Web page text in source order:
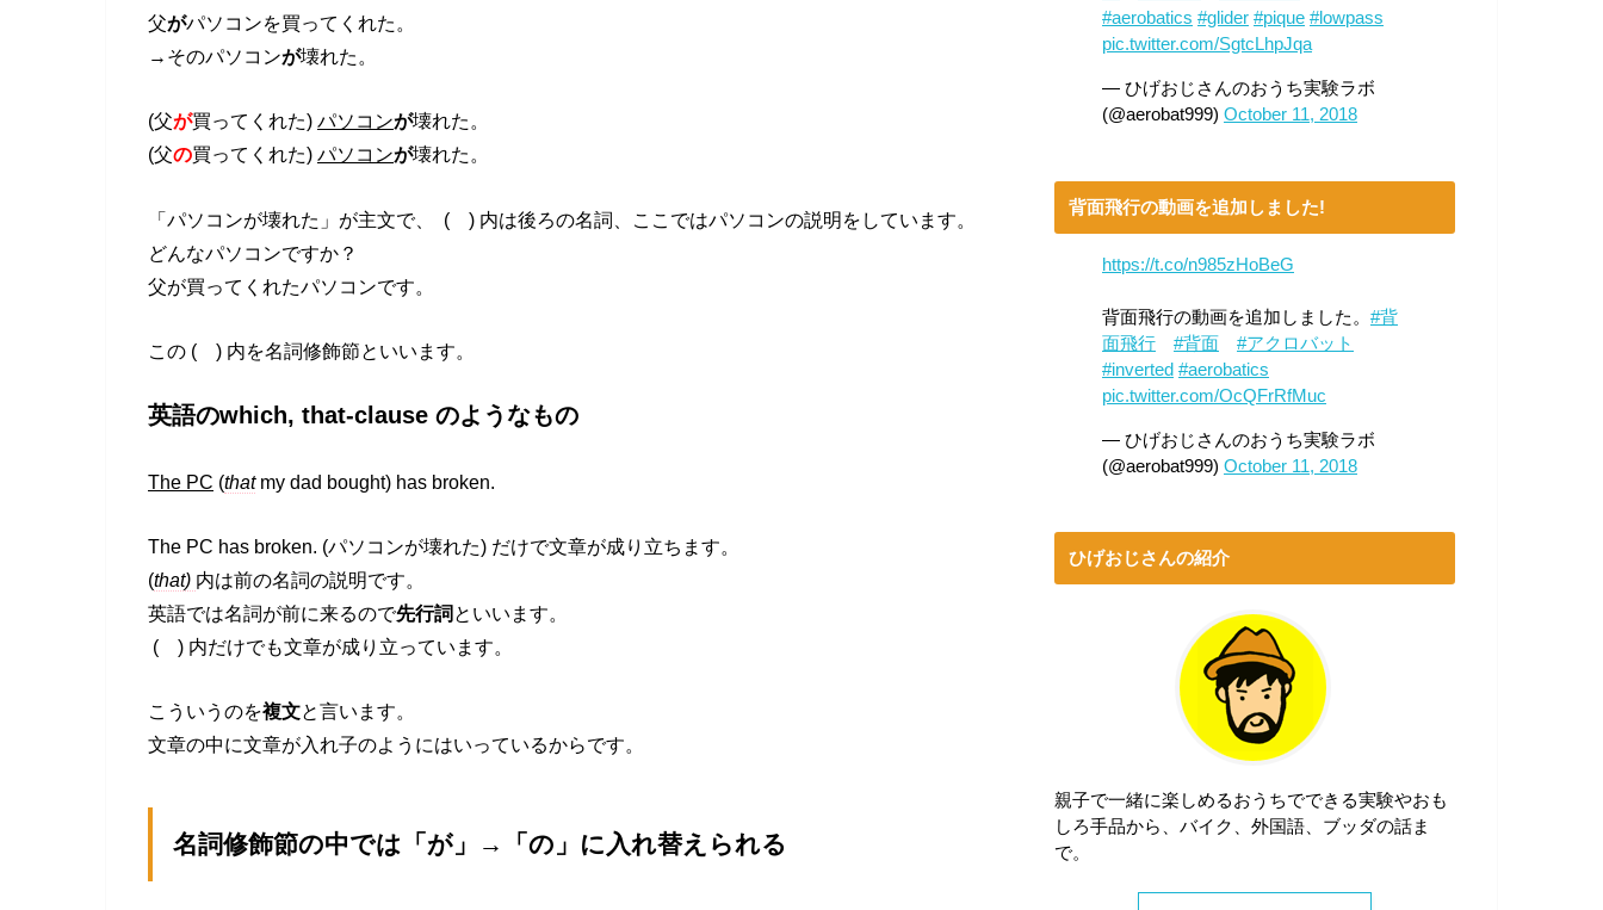
父がパソコンを買ってくれた。
→そのパソコンが壊れた。
(父が買ってくれた) パソコンが壊れた。
(父の買ってくれた) パソコンが壊れた。
「パソコンが壊れた」が主文で、 ( ) 内は後ろの名詞、ここではパソコンの説明をしています。
どんなパソコンですか？
父が買ってくれたパソコンです。
この ( ) 内を名詞修飾節といいます。
英語のwhich, that-clause のようなもの
The PC (thatmy dad bought) has broken.
The PC has broken. (パソコンが壊れた) だけで文章が成り立ちます。
(that) 内は前の名詞の説明です。
英語では名詞が前に来るので先行詞といいます。
( ) 内だけでも文章が成り立っています。
こういうのを複文と言います。
文章の中に文章が入れ子のようにはいっているからです。
名詞修飾節の中では「が」→「の」に入れ替えられる
#aerobatics #glider #pique #lowpass
pic.twitter.com/SgtcLhpJqa
— ひげおじさんのおうち実験ラボ
(@aerobat999) October 11, 2018
背面飛行の動画を追加しました!
https://t.co/n985zHoBeG
背面飛行の動画を追加しました。 #背
面飛行
#背面
#アクロバット
#inverted #aerobatics
pic.twitter.com/OcQFrRfMuc
— ひげおじさんのおうち実験ラボ
(@aerobat999) October 11, 2018
ひげおじさんの紹介
親子で一緒に楽しめるおうちでできる実験やおも
しろ手品から、バイク、外国語、ブッダの話ま
で。